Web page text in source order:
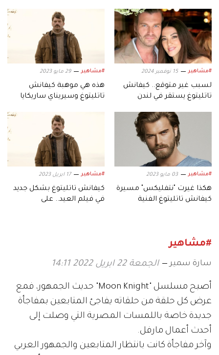
#مشاهير 15 نوفمبر 2024
لسبب غير متوقع.. كيفانش
تاتليتوغ يستقر في لندن
#مشاهير 29 مايو 2023
هذه هي موهبة كيفانش
تاتليتوغ وسيريناي ساريكايا
#مشاهير 03 مايو 2023
هكذا غيرت "نتفليكس" مسيرة
كيفانش تاتليتوغ الفنية
#مشاهير 17 ابريل 2023
كيفانش تاتليتوغ بشكل جديد
في فيلم العيد.. على
#مشاهير
سارة سمير الجمعة 22 ابريل 2022 14:11
أصبح مسلسل "Moon Knight" حديث الجمهور، فمع
عرض كل حلقة من حلقاته يفاجئ المتابعين بمفاجأة
جديدة خاصة باللمسات المصرية التي وصلت إلى
أحدث أعمال مارفل.
وآخر مفاجأة كانت بانتظار المتابعين والجمهور العربي